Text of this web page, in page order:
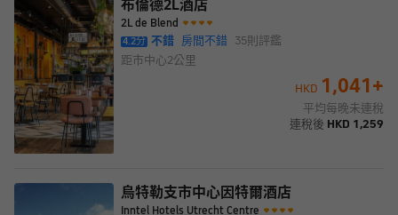
布倫德2L酒店
2L de Blend
4.2分 不錯 房間不錯 35則評鑑
距市中心2公里
HKD 1,041+
平均每晚未連稅
連稅後 HKD 1,259
烏特勒支市中心因特爾酒店
Inntel Hotels Utrecht Centre